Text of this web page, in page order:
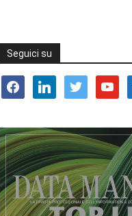
Seguici su
facebooklinkedin twitter youtube